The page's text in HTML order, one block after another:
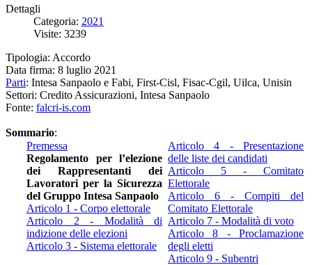
Dettagli
Categoria: 2021
Visite: 3239
Tipologia: Accordo
Data firma: 8 luglio 2021
Parti: Intesa Sanpaolo e Fabi, First-Cisl, Fisac-Cgil, Uilca, Unisin
Settori: Credito Assicurazioni, Intesa Sanpaolo
Fonte: falcri-is.com
Sommario:
Premessa
Regolamento per l’elezione
dei Rappresentanti dei
Lavoratori per la Sicurezza
del Gruppo Intesa Sanpaolo
Articolo 1 - Corpo elettorale
Articolo 2 - Modalità di
indizione delle elezioni
Articolo 3 - Sistema elettorale
Articolo 4 - Presentazione
delle liste dei candidati
Articolo 5 - Comitato
Elettorale
Articolo 6 - Compiti del
Comitato Elettorale
Articolo 7 - Modalità di voto
Articolo 8 - Proclamazione
degli eletti
Articolo 9 - Subentri